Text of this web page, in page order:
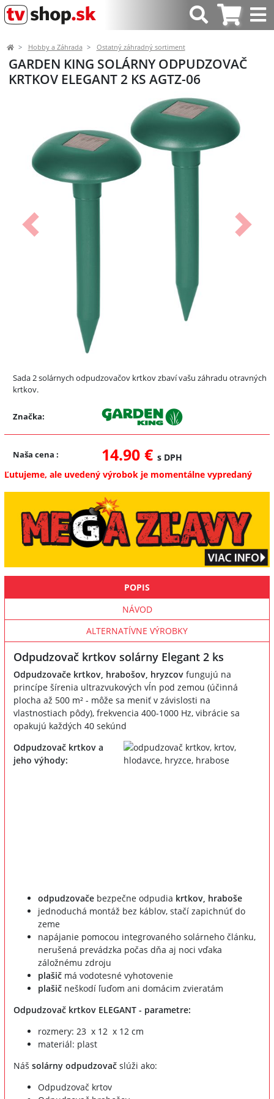
Hobby a Záhrada Ostatný záhradný sortiment
GARDEN KING SOLÁRNY ODPUDZOVAČ
KRTKOV ELEGANT 2 KS AGTZ-06
Predchádzajúci Ďalší
Sada 2 solárnych odpudzovačov krtkov zbaví vašu záhradu otravných
krtkov.
Značka:
Naša cena : 14.90 € s DPH
Ľutujeme, ale uvedený výrobok je momentálne vypredaný
POPIS
NÁVOD
ALTERNATÍVNE VÝROBKY
Odpudzovač krtkov solárny Elegant 2 ks
Odpudzovače krtkov, hrabošov, hryzcov fungujú na
princípe šírenia ultrazvukových vĺn pod zemou (účinná
plocha až 500 m² - môže sa meniť v závislosti na
vlastnostiach pôdy), frekvencia 400-1000 Hz, vibrácie sa
opakujú každých 40 sekúnd
Odpudzovač krtkov a
jeho výhody:
odpudzovače bezpečne odpudia krtkov, hraboše
jednoduchá montáž bez káblov, stačí zapichnúť do
zeme
napájanie pomocou integrovaného solárneho článku,
nerušená prevádzka počas dňa aj noci vďaka
záložnému zdroju
plašič má vodotesné vyhotovenie
plašič neškodí ľuďom ani domácim zvieratám
Odpudzovač krtkov ELEGANT - parametre:
rozmery: 23 x 12 x 12 cm
materiál: plast
Náš solárny odpudzovač slúži ako:
Odpudzovač krtov